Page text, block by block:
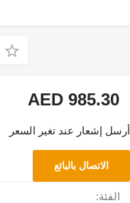
AED 985.30
أرسل إشعار عند تغير السعر
الاتصال بالبائع
الفئة: